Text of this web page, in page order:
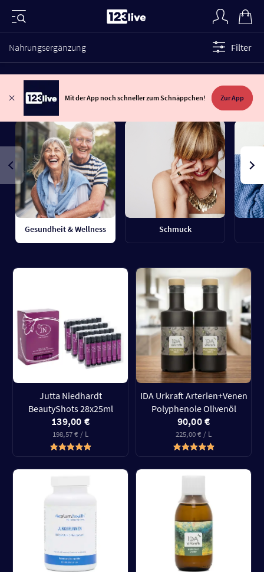
Nahrungsergänzung Filter
Mit der App noch schneller zum Schnäppchen! Zur App
Gesundheit & Wellness Schmuck
Jutta Niedhardt
BeautyShots 28x25ml
139,00 €
198,57 € / L
IDA Urkraft Arterien+Venen
Polyphenole Olivenöl
90,00 €
225,00 € / L